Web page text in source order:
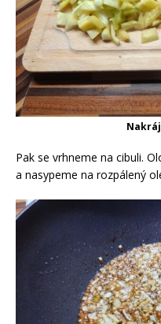
Pak se vrhneme na cibuli.
a nasypeme na rozpálený